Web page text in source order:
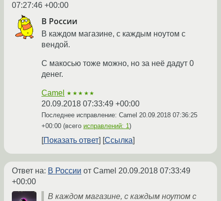
07:27:46 +00:00
В России
В каждом магазине, с каждым ноутом с
вендой.
С макосью тоже можно, но за неё дадут 0
денег.
Camel ★★★★★
20.09.2018 07:33:49 +00:00
Последнее исправление: Camel 20.09.2018 07:36:25
+00:00 (всего исправлений: 1)
Показать ответ Ссылка
Ответ на: В России от Camel 20.09.2018 07:33:49
+00:00
В каждом магазине, с каждым ноутом с